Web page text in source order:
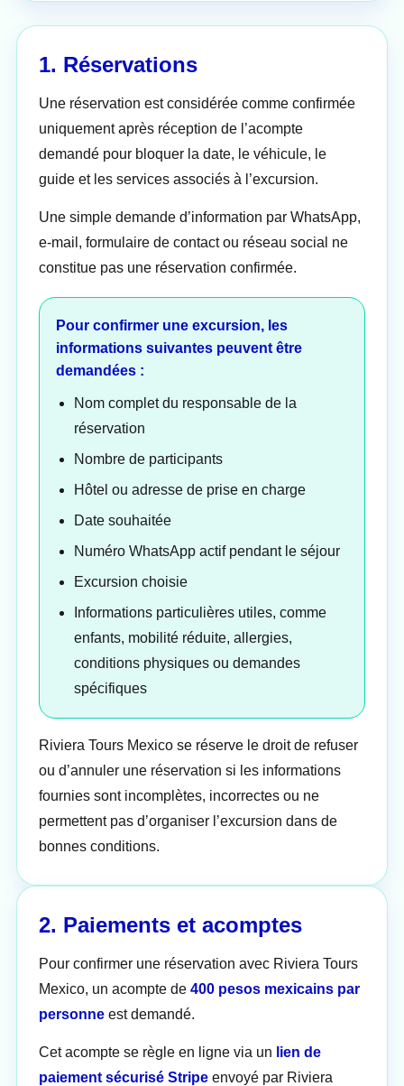
1. Réservations
Une réservation est considérée comme confirmée
uniquement après réception de l’acompte
demandé pour bloquer la date, le véhicule, le
guide et les services associés à l’excursion.
Une simple demande d’information par WhatsApp,
e-mail, formulaire de contact ou réseau social ne
constitue pas une réservation confirmée.
Pour confirmer une excursion, les
informations suivantes peuvent être
demandées :
Nom complet du responsable de la
réservation
Nombre de participants
Hôtel ou adresse de prise en charge
Date souhaitée
Numéro WhatsApp actif pendant le séjour
Excursion choisie
Informations particulières utiles, comme
enfants, mobilité réduite, allergies,
conditions physiques ou demandes
spécifiques
Riviera Tours Mexico se réserve le droit de refuser
ou d’annuler une réservation si les informations
fournies sont incomplètes, incorrectes ou ne
permettent pas d’organiser l’excursion dans de
bonnes conditions.
2. Paiements et acomptes
Pour confirmer une réservation avec Riviera Tours
Mexico, un acompte de 400 pesos mexicains par
personne est demandé.
Cet acompte se règle en ligne via un lien de
paiement sécurisé Stripe envoyé par Riviera